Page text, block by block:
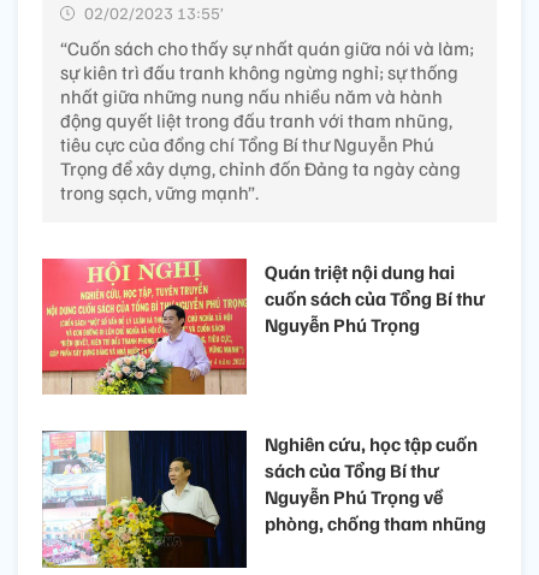
02/02/2023 13:55’
“Cuốn sách cho thấy sự nhất quán giữa nói và làm;
sự kiên trì đấu tranh không ngừng nghỉ; sự thống
nhất giữa những nung nấu nhiều năm và hành
động quyết liệt trong đấu tranh với tham nhũng,
tiêu cực của đồng chí Tổng Bí thư Nguyễn Phú
Trọng để xây dựng, chỉnh đốn Đảng ta ngày càng
trong sạch, vững mạnh”.
Quán triệt nội dung hai
cuốn sách của Tổng Bí thư
Nguyễn Phú Trọng
Nghiên cứu, học tập cuốn
sách của Tổng Bí thư
Nguyễn Phú Trọng về
phòng, chống tham nhũng